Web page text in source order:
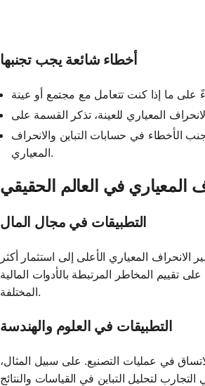
أخطاء شائعة يجب تجنبها
الأخطاء في حسابات التباين والانحراف
المعياري.
المعياري في العالم الحقيقي
التطبيقات في مجال المال
المعياري الأعلى إلى استثمار أكثر
تقييم المخاطر المرتبطة بالأدوات المالية
المختلفة.
التطبيقات في العلوم والهندسة
في عمليات التصنيع. على سبيل المثال،